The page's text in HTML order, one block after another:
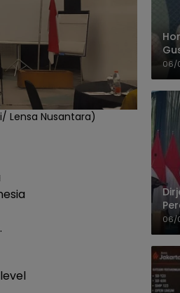
Lensa Nusantara)
06/
06/